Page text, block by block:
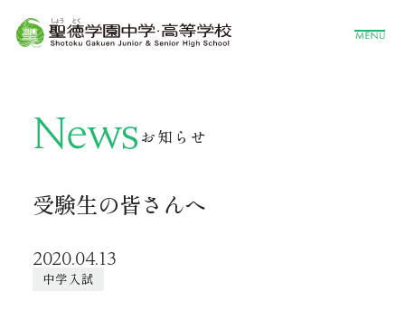
News お知らせ
受験生の皆さんへ
2020.04.13
中学入試